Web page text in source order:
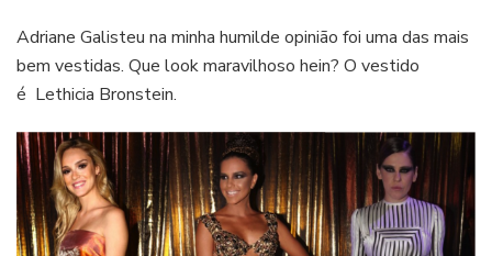
Adriane Galisteu na minha humilde opinião foi uma das mais
bem vestidas. Que look maravilhoso hein? O vestido
é Lethicia Bronstein.